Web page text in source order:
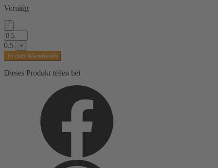
Vorrätig
-
Baumwolljersey,
brauntöne,
rosatöne,
Kindermotive
-
Figuren
0.5
+
In den Warenkorb
Dieses Produkt teilen bei